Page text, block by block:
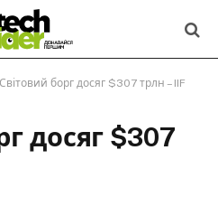
Світовий борг досяг $307 трлн – IIF
досяг $307